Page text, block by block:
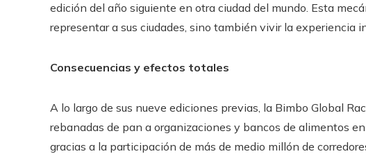
edición del año siguiente en otra ciudad del mundo. Esta
representar a sus ciudades, sino también vivir la
Consecuencias y efectos totales
A lo largo de sus nueve ediciones previas, la Bimbo Global
rebanadas de pan a organizaciones y bancos de alimentos
gracias a la participación de más de medio millón de